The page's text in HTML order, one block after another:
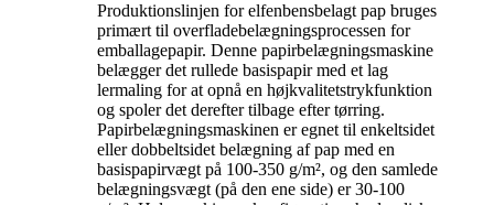
Produktionslinjen for elfenbensbelagt pap bruges
primært til overfladebelægningsprocessen for
emballagepapir. Denne papirbelægningsmaskine
belægger det rullede basispapir med et lag
lermaling for at opnå en højkvalitetstrykfunktion
og spoler det derefter tilbage efter tørring.
Papirbelægningsmaskinen er egnet til enkeltsidet
eller dobbeltsidet belægning af pap med en
basispapirvægt på 100-350 g/m², og den samlede
belægningsvægt (på den ene side) er 30-100